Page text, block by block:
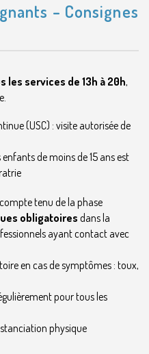
– Consignes
services de 13h à 20h,
(USC) : visite autorisée de
de moins de 15 ans est
tenu de la phase
obligatoires dans la
ayant contact avec
en cas de symptômes : toux,
pour tous les
physique